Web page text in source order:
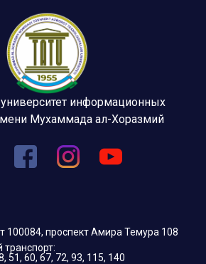
информационных
Мухаммада ал-Хоразмий
100084, проспект Амира Темура 108
51, 60, 67, 72, 93, 115, 140